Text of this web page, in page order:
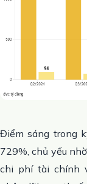
Điểm sáng trong
729%, chủ yếu
chi phí tài chính